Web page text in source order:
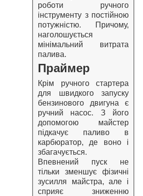
роботи ручного
інструменту з постійною
потужністю. Причому,
наголошується
мінімальний витрата
палива.
Праймер
Крім ручного стартера
для швидкого запуску
бензинового двигуна є
ручний насос. З його
допомогою майстер
підкачує паливо в
карбюратор, де воно і
збагачується.
Впевнений пуск не
тільки зменшує фізичні
зусилля майстра, але і
сприяє зниженню